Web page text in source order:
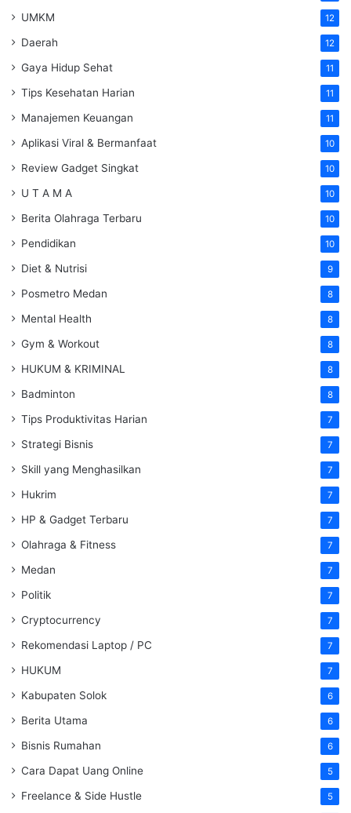
UMKM 12
Daerah 12
Gaya Hidup Sehat 11
Tips Kesehatan Harian 11
Manajemen Keuangan 11
Aplikasi Viral & Bermanfaat 10
Review Gadget Singkat 10
U T A M A 10
Berita Olahraga Terbaru 10
Pendidikan 10
Diet & Nutrisi 9
Posmetro Medan 8
Mental Health 8
Gym & Workout 8
HUKUM & KRIMINAL 8
Badminton 8
Tips Produktivitas Harian 7
Strategi Bisnis 7
Skill yang Menghasilkan 7
Hukrim 7
HP & Gadget Terbaru 7
Olahraga & Fitness 7
Medan 7
Politik 7
Cryptocurrency 7
Rekomendasi Laptop / PC 7
HUKUM 7
Kabupaten Solok 6
Berita Utama 6
Bisnis Rumahan 6
Cara Dapat Uang Online 5
Freelance & Side Hustle 5